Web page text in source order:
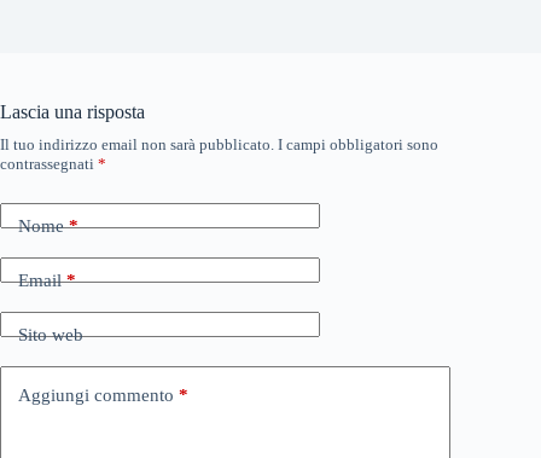
Lascia una risposta
Il tuo indirizzo email non sarà pubblicato. I campi obbligatori sono
contrassegnati *
Nome*
Email*
Sito web
Aggiungi commento *